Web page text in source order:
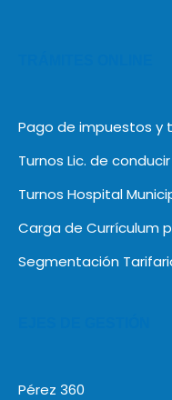
Pago de impuestos y
Turnos Lic. de conducir
Turnos Hospital
Carga de Currículum
Segmentación
Pérez 360